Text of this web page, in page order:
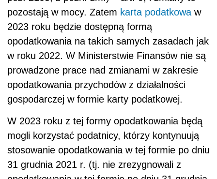
pozostają w mocy. Zatem karta podatkowa w
2023 roku będzie dostępną formą
opodatkowania na takich samych zasadach jak
w roku 2022. W Ministerstwie Finansów nie są
prowadzone prace nad zmianami w zakresie
opodatkowania przychodów z działalności
gospodarczej w formie karty podatkowej.
W 2023 roku z tej formy opodatkowania będą
mogli korzystać podatnicy, którzy kontynuują
stosowanie opodatkowania w tej formie po dniu
31 grudnia 2021 r. (tj. nie zrezygnowali z